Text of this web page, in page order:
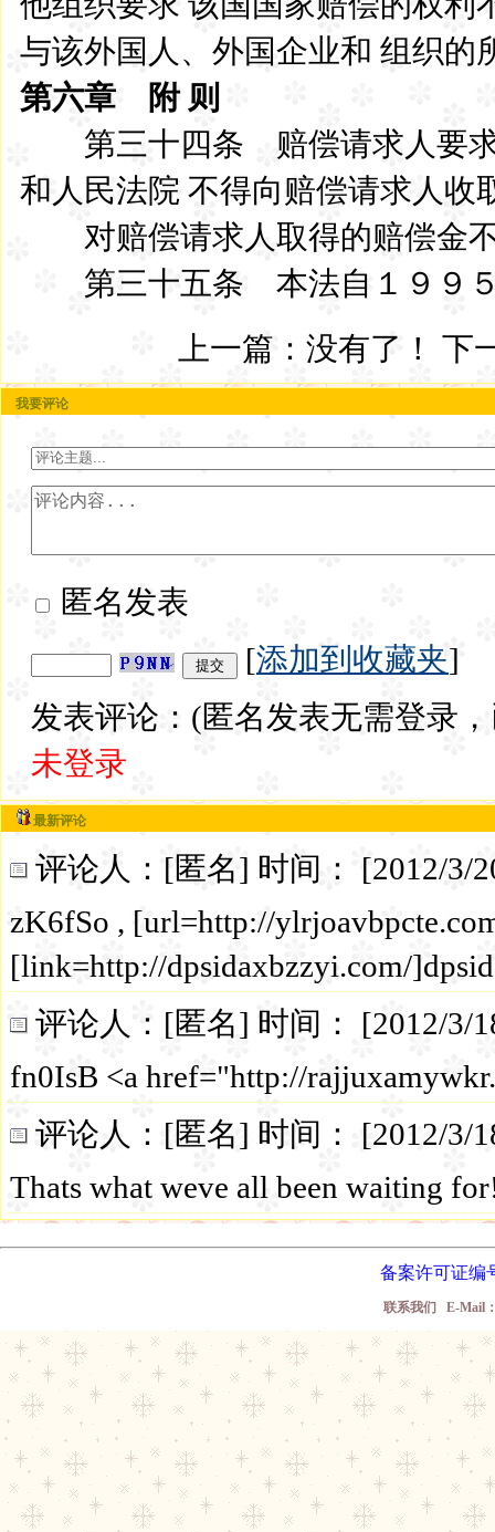
与该外国人、外国企业和 组
第六章 附 则
第三十四条 赔偿请求人要求
和人民法院 不得向赔偿请求人收
对赔偿请求人取得的赔偿金
第三十五条 本法自１９９５
上一篇：没有了！ 下
我要评论
匿名发表
[添加到收藏夹]
发表评论：(匿名发表无需登录
未登录
最新评论
评论人：[匿名] 时间： [2012/3/
zK6fSo , [url=http://
[link=http://dpsidaxbzzyi.com/
评论人：[匿名] 时间： [2012/3/
fn0IsB <a href="http://
评论人：[匿名] 时间： [2012/3/
Thats what weve all been waiting
备案许可证
联系我们 E-Mail